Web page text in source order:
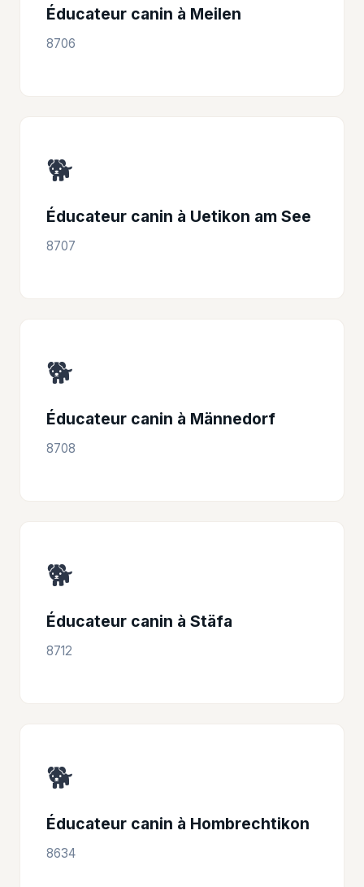
Éducateur canin à Meilen
8706
🐕
Éducateur canin à Uetikon am See
8707
🐕
Éducateur canin à Männedorf
8708
🐕
Éducateur canin à Stäfa
8712
🐕
Éducateur canin à Hombrechtikon
8634